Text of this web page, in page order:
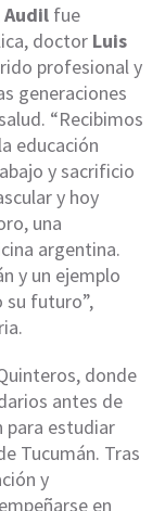
Audil fue
doctor Luis
profesional y
generaciones
“Recibimos
educación
y sacrificio
y hoy
una
argentina.
y un ejemplo
su futuro”,
donde
antes de
para estudiar
Tucumán. Tras
y
en